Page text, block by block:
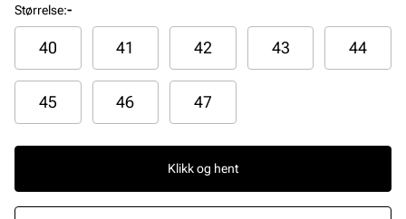
Størrelse:-
40 41 42 43 44
45 46 47
Klikk og hent